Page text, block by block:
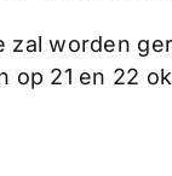
zal worden
op 21 en 22